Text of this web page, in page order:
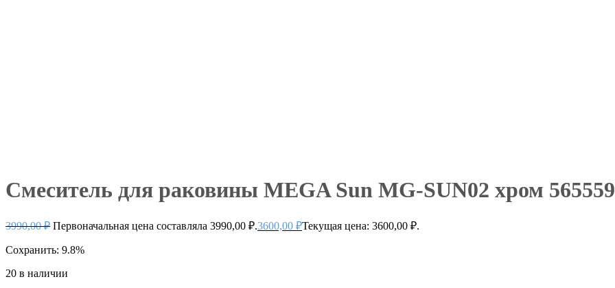
Смеситель для раковины MEGA Sun MG-SUN02 хром 565559
3990,00₽ Первоначальная цена составляла 3990,00 ₽.3600,00 ₽Текущая цена: 3600,00 ₽.
Сохранить: 9.8%
20 в наличии